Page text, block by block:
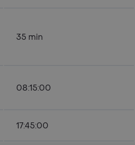
35 min
08:15:00
17:45:00